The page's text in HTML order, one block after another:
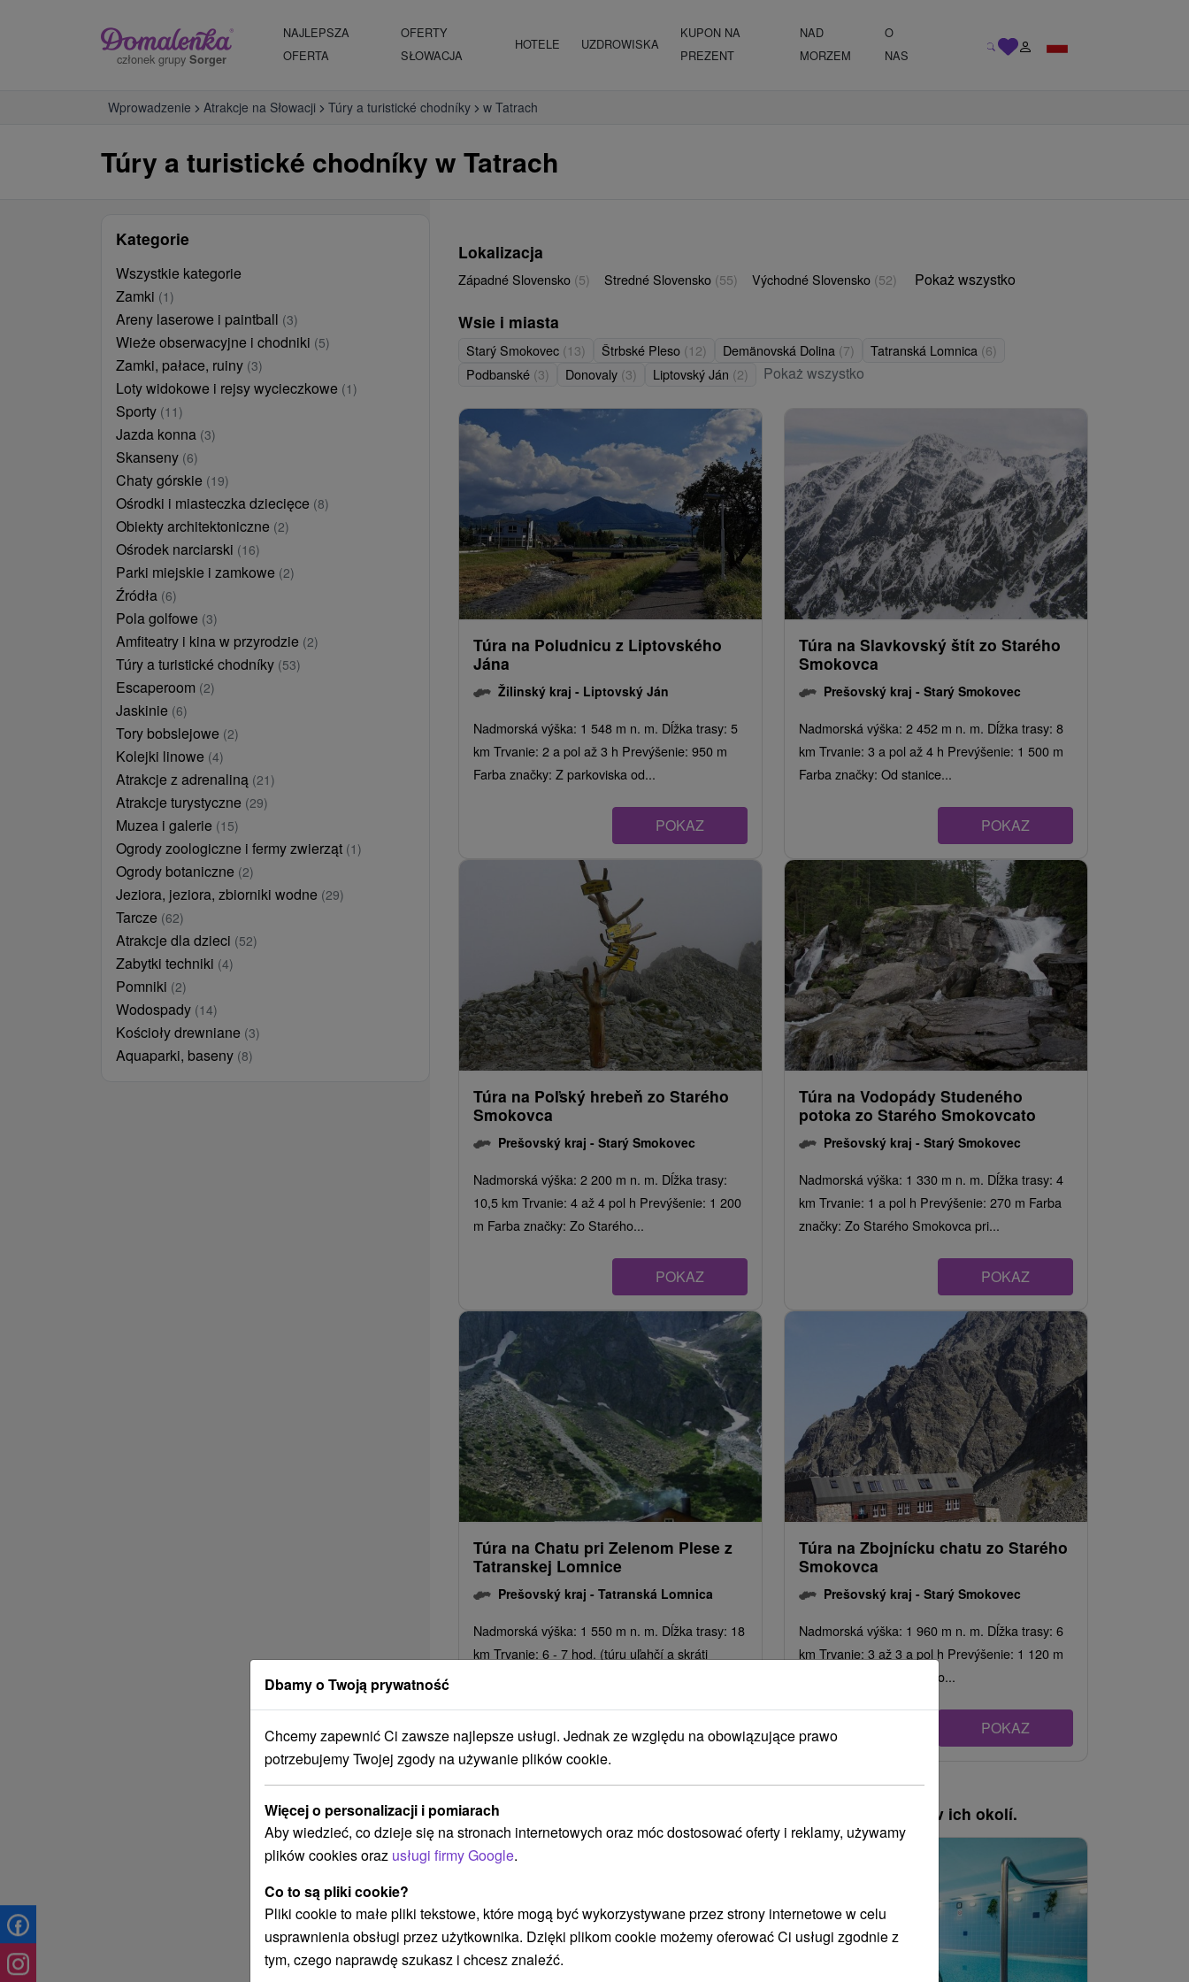
członek grupy Sorger
NAJLEPSZA
OFERTA
OFERTY
SŁOWACJA
HOTELE UZDROWISKA
KUPON NA
PREZENT
NAD
MORZEM
O
NAS
Wprowadzenie Atrakcje na Słowacji Túry a turistické chodníky w Tatrach
Túry a turistické chodníky w Tatrach
Kategorie
Wszystkie kategorie
Zamki (1)
Areny laserowe i paintball (3)
Wieże obserwacyjne i chodniki (5)
Zamki, pałace, ruiny (3)
Loty widokowe i rejsy wycieczkowe (1)
Sporty (11)
Jazda konna (3)
Skanseny (6)
Chaty górskie (19)
Ośrodki i miasteczka dziecięce (8)
Obiekty architektoniczne (2)
Ośrodek narciarski (16)
Parki miejskie i zamkowe (2)
Źródła (6)
Pola golfowe (3)
Amfiteatry i kina w przyrodzie (2)
Túry a turistické chodníky (53)
Escaperoom (2)
Jaskinie (6)
Tory bobslejowe (2)
Kolejki linowe (4)
Atrakcje z adrenaliną (21)
Atrakcje turystyczne (29)
Muzea i galerie (15)
Ogrody zoologiczne i fermy zwierząt (1)
Ogrody botaniczne (2)
Jeziora, jeziora, zbiorniki wodne (29)
Tarcze (62)
Atrakcje dla dzieci (52)
Zabytki techniki (4)
Pomniki (2)
Wodospady (14)
Kościoły drewniane (3)
Aquaparki, baseny (8)
Lokalizacja
Západné Slovensko (5) Stredné Slovensko (55) Východné Slovensko (52) Pokaż wszystko
Wsie i miasta
Starý Smokovec (13) Štrbské Pleso (12) Demänovská Dolina (7) Tatranská Lomnica (6)
Podbanské (3) Donovaly (3) Liptovský Ján (2) Pokaż wszystko
Túra na Poludnicu z Liptovského
Jána
Žilinský kraj - Liptovský Ján
Nadmorská výška: 1 548 m n. m. Dĺžka trasy: 5
km Trvanie: 2 a pol až 3 h Prevýšenie: 950 m
Farba značky: Z parkoviska od...
POKAZ
Túra na Slavkovský štít zo Starého
Smokovca
Prešovský kraj - Starý Smokovec
Nadmorská výška: 2 452 m n. m. Dĺžka trasy: 8
km Trvanie: 3 a pol až 4 h Prevýšenie: 1 500 m
Farba značky: Od stanice...
POKAZ
Túra na Poľský hrebeň zo Starého
Smokovca
Prešovský kraj - Starý Smokovec
Nadmorská výška: 2 200 m n. m. Dĺžka trasy:
10,5 km Trvanie: 4 až 4 pol h Prevýšenie: 1 200
m Farba značky: Zo Starého...
POKAZ
Túra na Vodopády Studeného
potoka zo Starého Smokovcato
Prešovský kraj - Starý Smokovec
Nadmorská výška: 1 330 m n. m. Dĺžka trasy: 4
km Trvanie: 1 a pol h Prevýšenie: 270 m Farba
značky: Zo Starého Smokovca pri...
POKAZ
Túra na Chatu pri Zelenom Plese z
Tatranskej Lomnice
Prešovský kraj - Tatranská Lomnica
Nadmorská výška: 1 550 m n. m. Dĺžka trasy: 18
km Trvanie: 6 - 7 hod. (túru uľahčí a skráti
POKAZ
Túra na Zbojnícku chatu zo Starého
Smokovca
Prešovský kraj - Starý Smokovec
Nadmorská výška: 1 960 m n. m. Dĺžka trasy: 6
km Trvanie: 3 až 3 a pol h Prevýšenie: 1 120 m
Farba značky: Zo Starého...
POKAZ
Ak plánujete navštíviť tieto atrakcie, pozrite si pobyty v ich okolí.
Dbamy o Twoją prywatność
Chcemy zapewnić Ci zawsze najlepsze usługi. Jednak ze względu na obowiązujące prawo
potrzebujemy Twojej zgody na używanie plików cookie.
Więcej o personalizacji i pomiarach
Aby wiedzieć, co dzieje się na stronach internetowych oraz móc dostosować oferty i reklamy, używamy
plików cookies oraz usługi firmy Google.
Co to są pliki cookie?
Pliki cookie to małe pliki tekstowe, które mogą być wykorzystywane przez strony internetowe w celu
usprawnienia obsługi przez użytkownika. Dzięki plikom cookie możemy oferować Ci usługi zgodnie z
tym, czego naprawdę szukasz i chcesz znaleźć.